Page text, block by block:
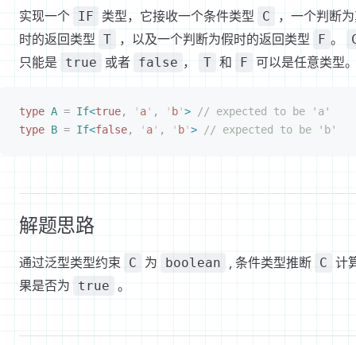
实现一个 IF 类型，它接收一个条件类型 C
，一个判断
时的返回类型 T ，以及一个判断为假时的返回类型 F 。
只能是 true 或者 false ， T 和 F 可以是任意类型
type A = If<true, ' a' , ' b'> // expected to be 'a'
type B = If<false, ' a' , ' b'> // expected to be 'b'
解题思路
通过泛型类型约束 C 为 boolean , 条件类型推断 C 计
果是否为
true 。